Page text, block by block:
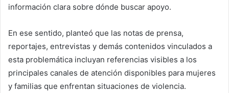
información clara sobre dónde buscar apoyo.
En ese sentido, planteó que las notas de prensa,
reportajes, entrevistas y demás contenidos vinculados a
esta problemática incluyan referencias visibles a los
principales canales de atención disponibles para mujeres
y familias que enfrentan situaciones de violencia.